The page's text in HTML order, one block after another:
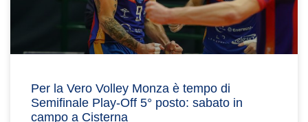
Per la Vero Volley Monza è tempo di
Semifinale Play-Off 5° posto: sabato in
campo a Cisterna